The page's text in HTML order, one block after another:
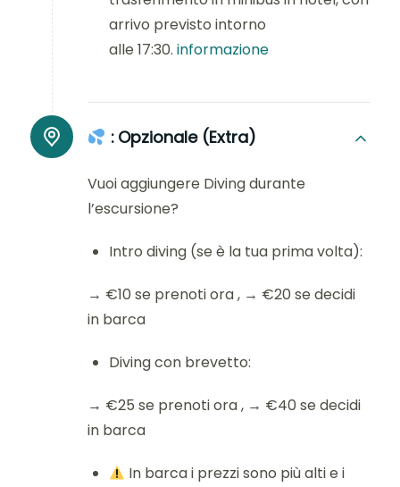
arrivo previsto intorno
alle 17:30. informazione
: Opzionale (Extra)
Vuoi aggiungere Diving durante
l’escursione?
Intro diving (se è la tua prima volta):
→ €10 se prenoti ora , → €20 se decidi
in barca
Diving con brevetto:
→ €25 se prenoti ora , → €40 se decidi
in barca
In barca i prezzi sono più alti e i